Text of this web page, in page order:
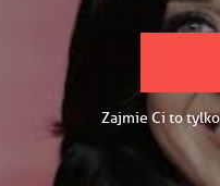
Zajmie Ci to